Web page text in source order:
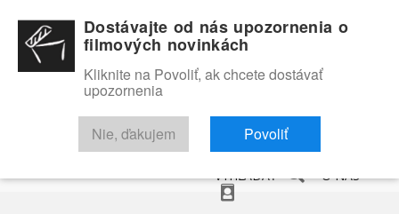
RECENZIE TRAILERY FILMOVÁ DATABÁZA
VYHĽADAŤ O NÁS
Dostávajte od nás upozornenia o
filmových novinkách
Kliknite na Povoliť, ak chcete dostávať
upozornenia
Nie, ďakujem Povoliť